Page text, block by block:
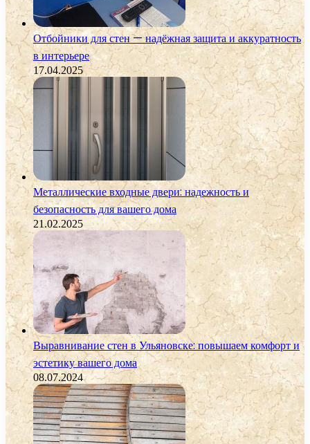
Отбойники для стен — надёжная защита и аккуратность
в интерьере
17.04.2025
Металлические входные двери: надежность и
безопасность для вашего дома
21.02.2025
Выравнивание стен в Ульяновске: повышаем комфорт и
эстетику вашего дома
08.07.2024